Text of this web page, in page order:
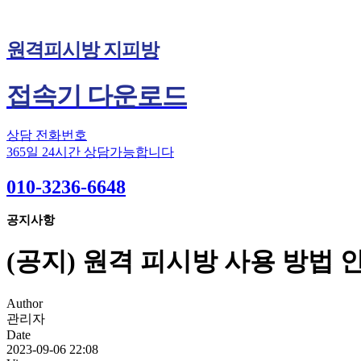
원격피시방 지피방
접속기 다운로드
상담 전화번호
365일 24시간 상담가능합니다
010-3236-6648
공지사항
(공지) 원격 피시방 사용 방법
Author
관리자
Date
2023-09-06 22:08